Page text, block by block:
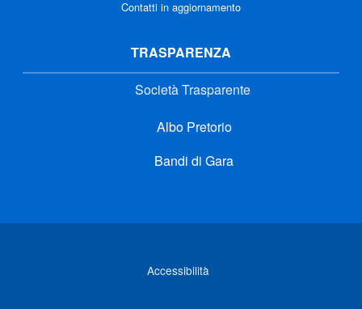
Contatti in aggiornamento
TRASPARENZA
Società Trasparente
Albo Pretorio
Bandi di Gara
Accessibilità